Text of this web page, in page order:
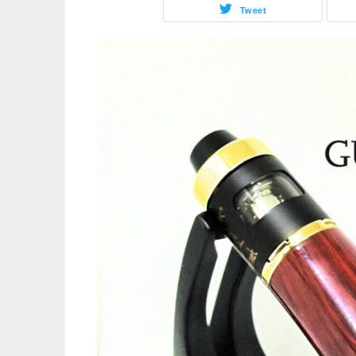
Tweet